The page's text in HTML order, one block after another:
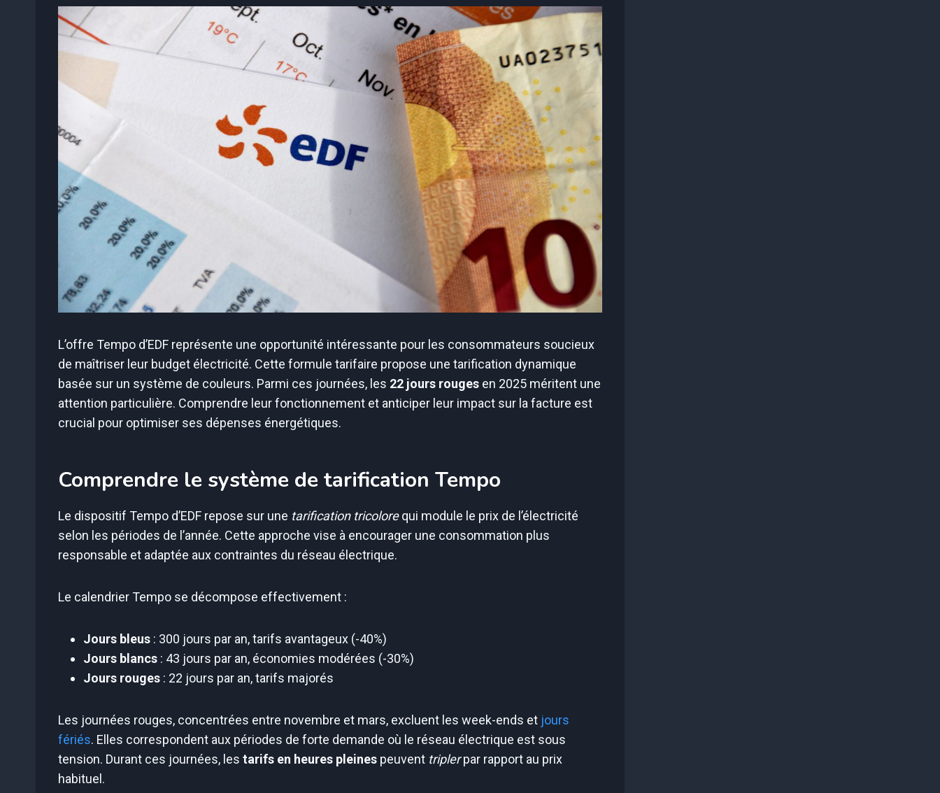
L’offre Tempo d’EDF représente une opportunité intéressante pour les consommateurs soucieux
de maîtriser leur budget électricité. Cette formule tarifaire propose une tarification dynamique
basée sur un système de couleurs. Parmi ces journées, les 22 jours rouges en 2025 méritent une
attention particulière. Comprendre leur fonctionnement et anticiper leur impact sur la facture est
crucial pour optimiser ses dépenses énergétiques.
Comprendre le système de tarification Tempo
Le dispositif Tempo d’EDF repose sur une tarification tricolorequi module le prix de l’électricité
selon les périodes de l’année. Cette approche vise à encourager une consommation plus
responsable et adaptée aux contraintes du réseau électrique.
Le calendrier Tempo se décompose effectivement :
Jours bleus : 300 jours par an, tarifs avantageux (-40%)
Jours blancs : 43 jours par an, économies modérées (-30%)
Jours rouges : 22 jours par an, tarifs majorés
Les journées rouges, concentrées entre novembre et mars, excluent les week-ends et jours
fériés. Elles correspondent aux périodes de forte demande où le réseau électrique est sous
tension. Durant ces journées, les tarifs en heures pleines peuvent triplerpar rapport au prix
habituel.